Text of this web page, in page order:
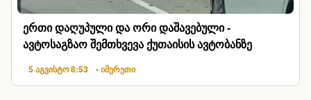
ერთი დაღუპული და ორი დაშავებული -
ავტოსაგზაო შემთხვევა ქუთაისის ავტობანზე
5 აგვისტო 8:53 • იმერეთი